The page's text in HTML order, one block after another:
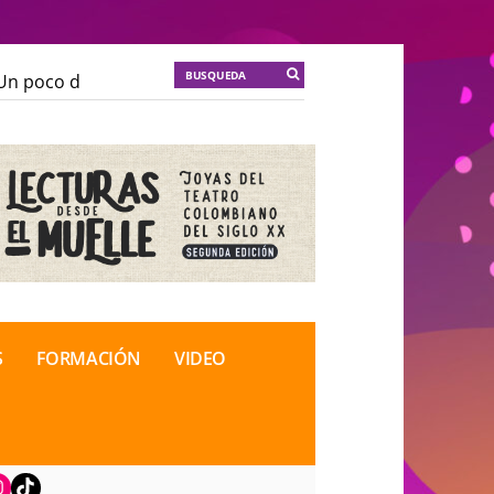
poco de locura para la cordura
Soma
Soma
de Teatro Rosa
FORMACIÓN VIDEO
TikTok